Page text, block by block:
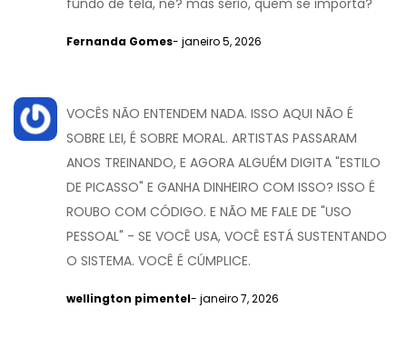
fundo de tela, né? mas sério, quem se importa?
Fernanda Gomes- janeiro 5, 2026
VOCÊS NÃO ENTENDEM NADA. ISSO AQUI NÃO É
SOBRE LEI, É SOBRE MORAL. ARTISTAS PASSARAM
ANOS TREINANDO, E AGORA ALGUÉM DIGITA "ESTILO
DE PICASSO" E GANHA DINHEIRO COM ISSO? ISSO É
ROUBO COM CÓDIGO. E NÃO ME FALE DE "USO
PESSOAL" - SE VOCÊ USA, VOCÊ ESTÁ SUSTENTANDO
O SISTEMA. VOCÊ É CÚMPLICE.
wellington pimentel- janeiro 7, 2026